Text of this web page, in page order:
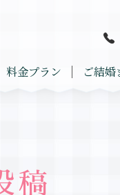
料金プラン ご結
稿